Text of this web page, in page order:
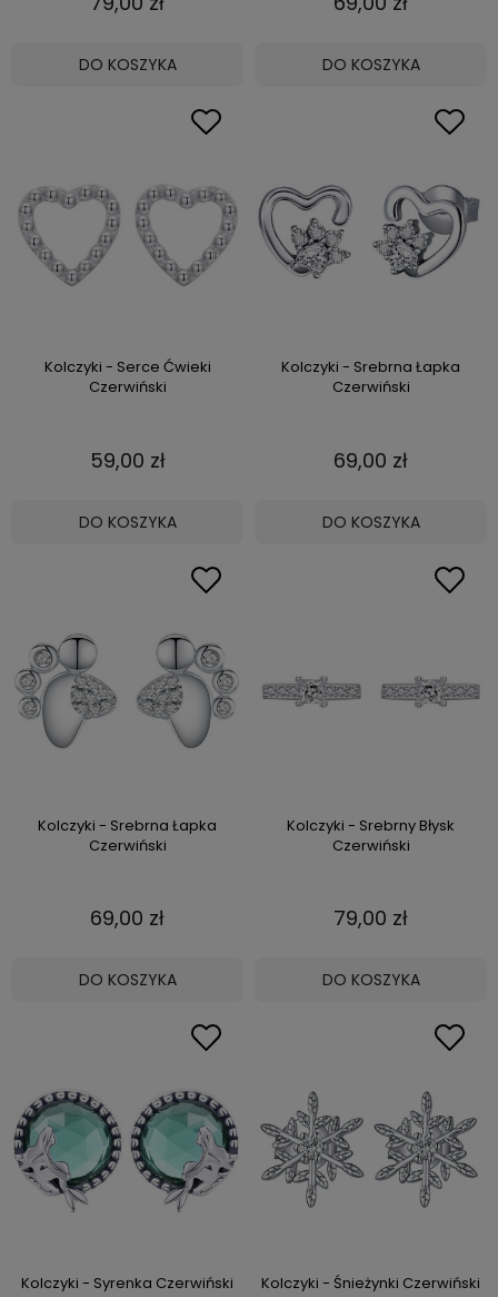
DO KOSZYKA DO KOSZYKA
Kolczyki - Serce Ćwieki
Czerwiński
59,00 zł
DO KOSZYKA
Kolczyki - Srebrna Łapka
Czerwiński
69,00 zł
DO KOSZYKA
Kolczyki - Srebrna Łapka
Czerwiński
69,00 zł
DO KOSZYKA
Kolczyki - Srebrny Błysk
Czerwiński
79,00 zł
DO KOSZYKA
Kolczyki - Syrenka Czerwiński Kolczyki - Śnieżynki Czerwiński